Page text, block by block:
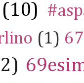
(10)
(1)